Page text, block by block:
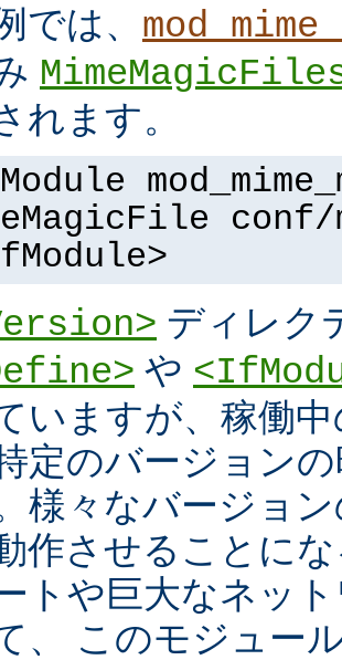
では、
れます。
conf/
ディレク
や
いますが、稼働
定のバージョン
様々なバージョ
作させることに
トや巨大なネッ
、 このモジュー